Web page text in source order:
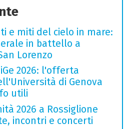
e miti del cielo in mare:
in battello a
Lorenzo
2026: l'offerta
di Genova
utili
2026 a Rossiglione
incontri e concerti